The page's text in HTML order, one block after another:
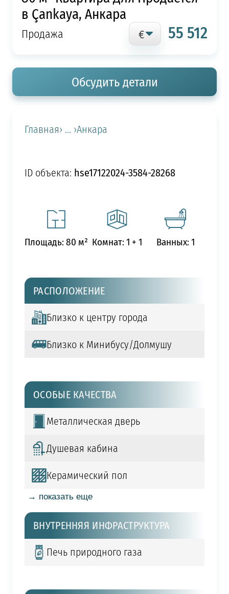
в Çankaya, Анкара
Продажа 55 512
Обсудить детали
Главная› ... ›Анкара
ID объекта: hse17122024-3584-28268
Площадь: 80 м² Комнат: 1 + 1 Ванных: 1
РАСПОЛОЖЕНИЕ
Близко к центру города
Близко к Минибусу/Долмушу
ОСОБЫЕ КАЧЕСТВА
Металлическая дверь
Душевая кабина
Керамический пол
→ показать еще
ВНУТРЕННЯЯ ИНФРАСТРУКТУРА
Печь природного газа